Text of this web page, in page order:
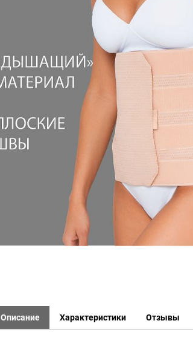
Описание Характеристики Отзывы